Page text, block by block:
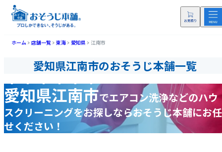
ホーム 店舗一覧 東海 愛知県 江南市
愛知県江南市のおそうじ本舗一覧
愛知県江南市でエアコン洗浄などのハウ
スクリーニングをお探しならおそうじ本舗にお任
せください！